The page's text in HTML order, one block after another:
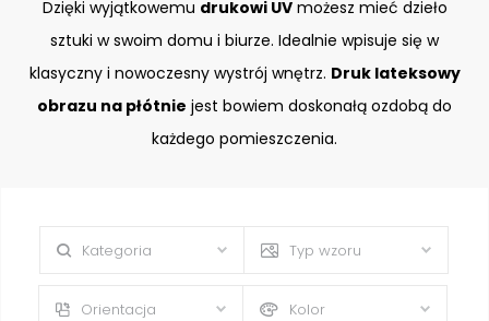
Dzięki wyjątkowemu drukowi UVmożesz mieć dzieło
sztuki w swoim domu i biurze. Idealnie wpisuje się w
klasyczny i nowoczesny wystrój wnętrz. Druk lateksowy
obrazu na płótnie jest bowiem doskonałą ozdobą do
każdego pomieszczenia.
Kategoria Typ wzoru
Orientacja Kolor